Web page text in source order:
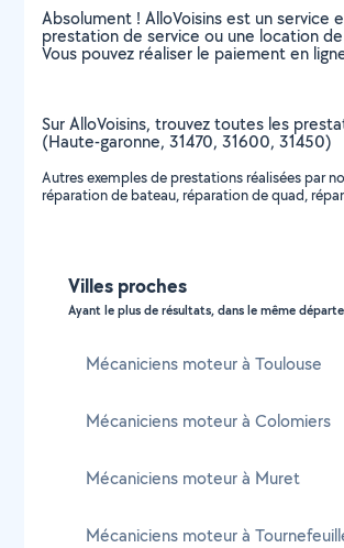
Absolument ! AlloVoisins est un
prestation de service ou une location
Vous pouvez réaliser le paiement en
Sur AlloVoisins, trouvez toutes les
(Haute-garonne, 31470, 31600, 31450)
Autres exemples de prestations réalisées par
réparation de bateau, réparation de quad,
Villes proches
Ayant le plus de résultats, dans le même
Mécaniciens moteur à Toulouse
Mécaniciens moteur à Colomiers
Mécaniciens moteur à Muret
Mécaniciens moteur à